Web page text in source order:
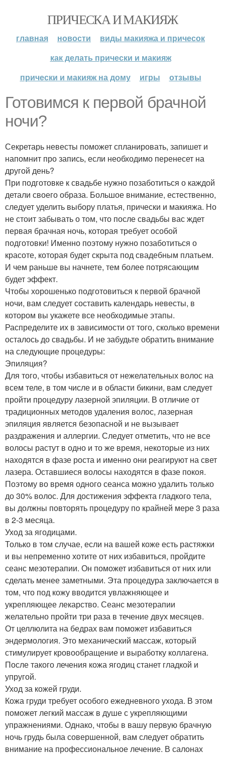
ПРИЧЕСКА И МАКИЯЖ
главная новости
виды макияжа и причесок
как делать прически и макияж
прически и макияж на дому
игры отзывы
Готовимся к первой брачной
ночи?
Секретарь невесты поможет спланировать, запишет и
напомнит про запись, если необходимо перенесет на
другой день?
При подготовке к свадьбе нужно позаботиться о каждой
детали своего образа. Большое внимание, естественно,
следует уделить выбору платья, прически и макияжа. Но
не стоит забывать о том, что после свадьбы вас ждет
первая брачная ночь, которая требует особой
подготовки! Именно поэтому нужно позаботиться о
красоте, которая будет скрыта под свадебным платьем.
И чем раньше вы начнете, тем более потрясающим
будет эффект.
Чтобы хорошенько подготовиться к первой брачной
ночи, вам следует составить календарь невесты, в
котором вы укажете все необходимые этапы.
Распределите их в зависимости от того, сколько времени
осталось до свадьбы. И не забудьте обратить внимание
на следующие процедуры:
Эпиляция?
Для того, чтобы избавиться от нежелательных волос на
всем теле, в том числе и в области бикини, вам следует
пройти процедуру лазерной эпиляции. В отличие от
традиционных методов удаления волос, лазерная
эпиляция является безопасной и не вызывает
раздражения и аллергии. Следует отметить, что не все
волосы растут в одно и то же время, некоторые из них
находятся в фазе роста и именно они реагируют на свет
лазера. Оставшиеся волосы находятся в фазе покоя.
Поэтому во время одного сеанса можно удалить только
до 30% волос. Для достижения эффекта гладкого тела,
вы должны повторять процедуру по крайней мере 3 раза
в 2-3 месяца.
Уход за ягодицами.
Только в том случае, если на вашей коже есть растяжки
и вы непременно хотите от них избавиться, пройдите
сеанс мезотерапии. Он поможет избавиться от них или
сделать менее заметными. Эта процедура заключается в
том, что под кожу вводится увлажняющее и
укрепляющее лекарство. Сеанс мезотерапии
желательно пройти три раза в течение двух месяцев.
От целлюлита на бедрах вам поможет избавиться
эндермология. Это механический массаж, который
стимулирует кровообращение и выработку коллагена.
После такого лечения кожа ягодиц станет гладкой и
упругой.
Уход за кожей груди.
Кожа груди требует особого ежедневного ухода. В этом
поможет легкий массаж в душе с укрепляющими
упражнениями. Однако, чтобы в вашу первую брачную
ночь грудь была совершенной, вам следует обратить
внимание на профессиональное лечение. В салонах